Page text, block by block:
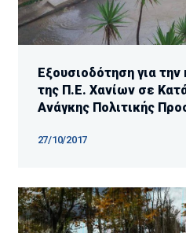
Εξουσιοδότηση για
της Π.Ε. Χανίων σε
Ανάγκης Πολιτικής
27/10/2017